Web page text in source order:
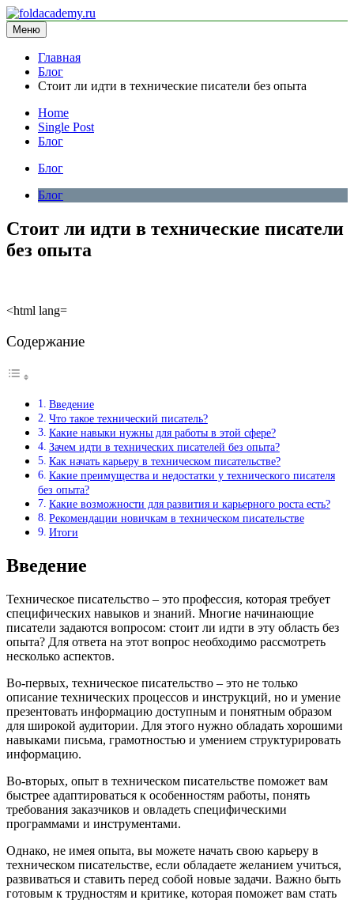
Перейти
к
содержимому
foldacademy.ru
информационный сайт
Меню
Главная
Блог
Стоит ли идти в технические писатели без опыта
Home
Single Post
Блог
Блог
Блог
Стоит ли идти в технические писатели
без опыта
<html lang=
Содержание
Введение
Что такое технический писатель?
Какие навыки нужны для работы в этой сфере?
Зачем идти в технических писателей без опыта?
Как начать карьеру в техническом писательстве?
Какие преимущества и недостатки у технического писателя
без опыта?
Какие возможности для развития и карьерного роста есть?
Рекомендации новичкам в техническом писательстве
Итоги
Введение
Техническое писательство – это профессия, которая требует
специфических навыков и знаний. Многие начинающие
писатели задаются вопросом: стоит ли идти в эту область без
опыта? Для ответа на этот вопрос необходимо рассмотреть
несколько аспектов.
Во-первых, техническое писательство – это не только
описание технических процессов и инструкций, но и умение
презентовать информацию доступным и понятным образом
для широкой аудитории. Для этого нужно обладать хорошими
навыками письма, грамотностью и умением структурировать
информацию.
Во-вторых, опыт в техническом писательстве поможет вам
быстрее адаптироваться к особенностям работы, понять
требования заказчиков и овладеть специфическими
программами и инструментами.
Однако, не имея опыта, вы можете начать свою карьеру в
техническом писательстве, если обладаете желанием учиться,
развиваться и ставить перед собой новые задачи. Важно быть
готовым к трудностям и критике, которая поможет вам стать